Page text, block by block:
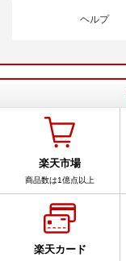
ヘルプ
楽天市場
商品数は1億点以上
楽天カード